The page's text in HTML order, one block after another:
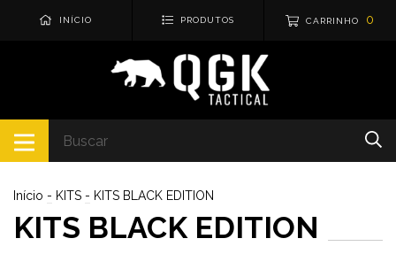
INÍCIO PRODUTOS CARRINHO 0
Início - KITS - KITS BLACK EDITION
KITS BLACK EDITION